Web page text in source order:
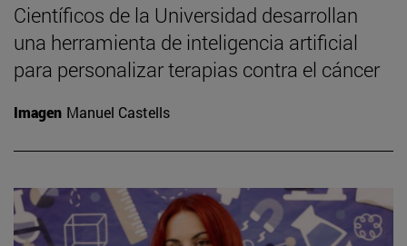
Científicos de la Universidad desarrollan
una herramienta de inteligencia artificial
para personalizar terapias contra el cáncer
Imagen Manuel Castells